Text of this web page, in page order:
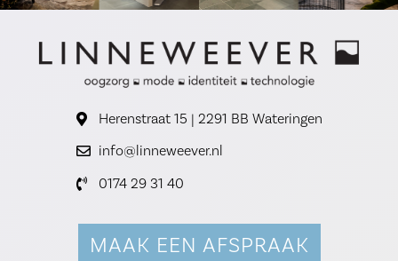
Herenstraat 15 | 2291 BB Wateringen
info@linneweever.nl
0174 29 31 40
MAAK EEN AFSPRAAK